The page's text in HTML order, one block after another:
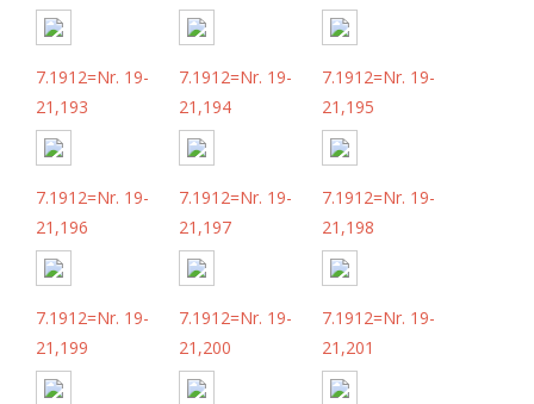
7.1912=Nr. 19-
21,193
7.1912=Nr. 19-
21,194
7.1912=Nr. 19-
21,195
7.1912=Nr. 19-
21,196
7.1912=Nr. 19-
21,197
7.1912=Nr. 19-
21,198
7.1912=Nr. 19-
21,199
7.1912=Nr. 19-
21,200
7.1912=Nr. 19-
21,201